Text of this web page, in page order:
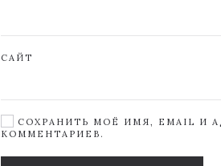
САЙТ
СОХРАНИТЬ МОЁ ИМЯ, EMAIL И
КОММЕНТАРИЕВ.